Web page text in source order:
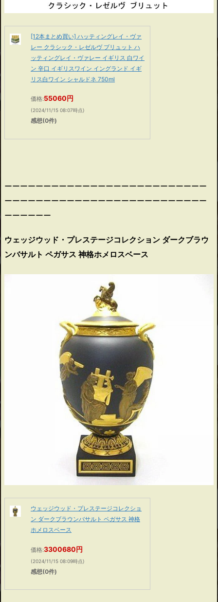
[12本まとめ買い] ハッティングレイ・ヴァ
レー クラシック・レゼルヴ ブリュット ハ
ッティングレイ・ヴァレー イギリス 白ワイ
ン 辛口 イギリスワイン イングランド イギ
リス白ワイン シャルドネ 750ml
価格:55060円
(2024/11/15 08:07時点)
感想(0件)
ーーーーーーーーーーーーーーーーーーーーーーーーーー
ーーーーーーーーーーーーーーーーーーーーーーーーーー
ーーーーーー
ウェッジウッド・プレステージコレクション ダークブラウ
ンバサルト ペガサス 神格ホメロスベース
ウェッジウッド・プレステージコレクショ
ン ダークブラウンバサルト ペガサス 神格
ホメロスベース
価格:3300680円
(2024/11/15 08:09時点)
感想(0件)